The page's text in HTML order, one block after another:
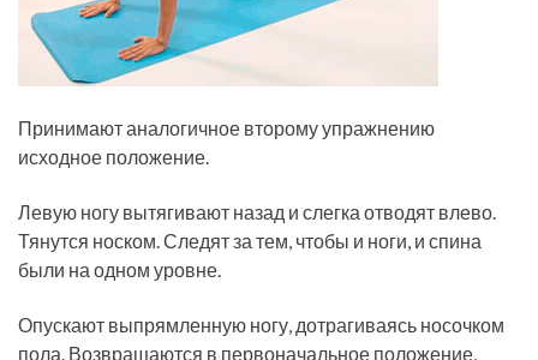
Принимают аналогичное второму упражнению
исходное положение.
Левую ногу вытягивают назад и слегка отводят влево.
Тянутся носком. Следят за тем, чтобы и ноги, и спина
были на одном уровне.
Опускают выпрямленную ногу, дотрагиваясь носочком
пола. Возвращаются в первоначальное положение,